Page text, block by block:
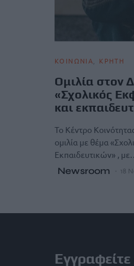
ΚΟΙΝΩΝΙΑ ΚΡΗΤΗ
Ομιλία στον
«Σχολικός
και
Το Κέντρο
ομιλία με θέμα
Εκπαιδευτικών» , με…
Newsroom 18